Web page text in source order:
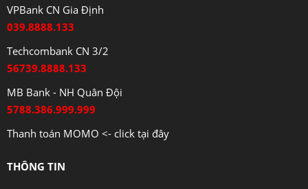
VPBank CN Gia Định
039.8888.133
Techcombank CN 3/2
56739.8888.133
MB Bank - NH Quân Đội
5788.386.999.999
Thanh toán MOMO <- click tại đây
THÔNG TIN